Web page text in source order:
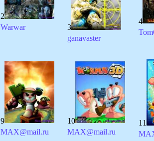
2
Warwar
3
ganavaster
4
9
MAX@mail.ru
10
MAX@mail.ru
11